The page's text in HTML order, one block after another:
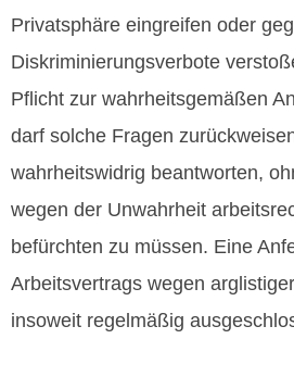
Privatsphäre eingreifen oder
Diskriminierungsverbote
Pflicht zur wahrheitsgemäßen
darf solche Fragen
wahrheitswidrig beantworten,
wegen der Unwahrheit
befürchten zu müssen. Eine
Arbeitsvertrags wegen
insoweit regelmäßig